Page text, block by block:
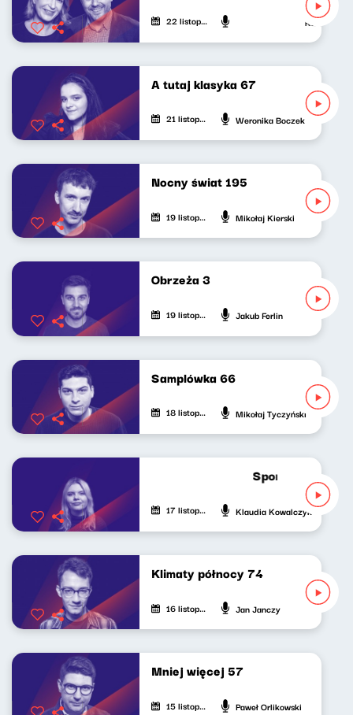
22 listopada 2024 Katarzyna
A tutaj klasyka 67
21 listopada 2024 Weronika Boczek
Nocny świat 195
19 listopada 2024 Mikołaj Kierski
Obrzeża 3
19 listopada 2024 Jakub Ferlin
Samplówka 66
18 listopada 2024 Mikołaj Tyczyński
Sport do
17 listopada 2024 Klaudia Kowalczyk
Klimaty północy 74
16 listopada 2024 Jan Janczy
Mniej więcej 57
15 listopada 2024 Paweł Orlikowski